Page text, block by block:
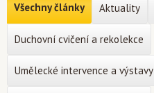
Všechny články Aktuality
Duchovní cvičení a rekolekce
Umělecké intervence a výstavy